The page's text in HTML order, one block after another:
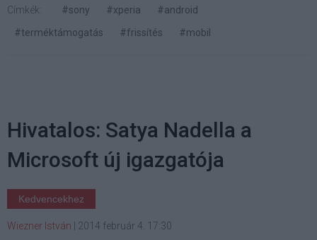
Címkék: #sony #xperia
#android
#terméktámogatás
#frissítés #mobil
Hivatalos: Satya Nadella a
Microsoft új igazgatója
Kedvencekhez
Wiezner István 2014 február 4. 17:30